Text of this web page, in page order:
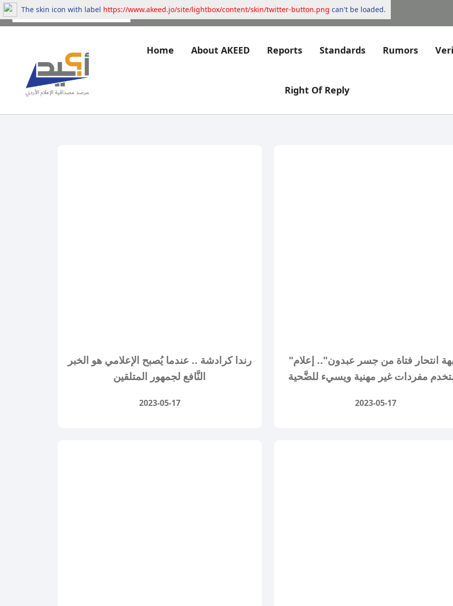
Home About AKEED Reports Standards Rumors
Right Of Reply
رندا كرادشة .. عندما يُصبح الإعلامي هو الخبر
النَّافع لجمهور المتلقين
2023-05-17
"شُبهة انتحار فتاة من جسر عبدون".. إعلام
مفردات غير مهنية ويسيء للضَّحية
2023-05-17
The skin icon with label https://www.akeed.jo/site/lightbox/content/skin/twitter-button.png can't be loaded.